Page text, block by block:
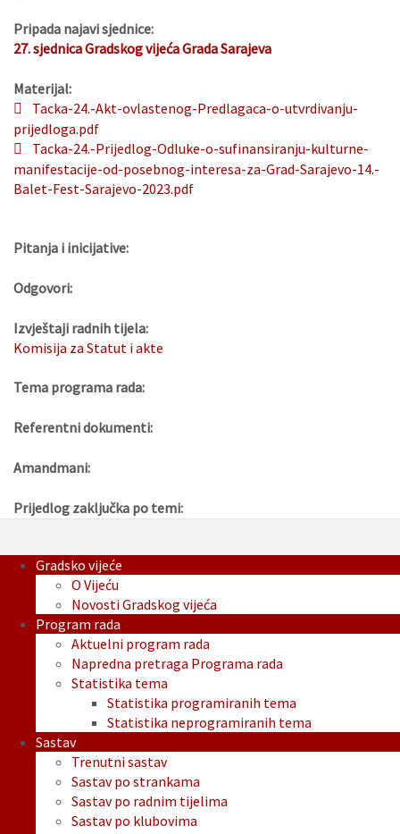
Pripada najavi sjednice:
27. sjednica Gradskog vijeća Grada Sarajeva
Materijal:
Tacka-24.-Akt-ovlastenog-Predlagaca-o-utvrdivanju-
prijedloga.pdf
Tacka-24.-Prijedlog-Odluke-o-sufinansiranju-kulturne-
manifestacije-od-posebnog-interesa-za-Grad-Sarajevo-14.-
Balet-Fest-Sarajevo-2023.pdf
Pitanja i inicijative:
Odgovori:
Izvještaji radnih tijela:
Komisija za Statut i akte
Tema programa rada:
Referentni dokumenti:
Amandmani:
Prijedlog zaključka po temi:
Gradsko vijeće
O Vijeću
Novosti Gradskog vijeća
Program rada
Aktuelni program rada
Napredna pretraga Programa rada
Statistika tema
Statistika programiranih tema
Statistika neprogramiranih tema
Sastav
Trenutni sastav
Sastav po strankama
Sastav po radnim tijelima
Sastav po klubovima